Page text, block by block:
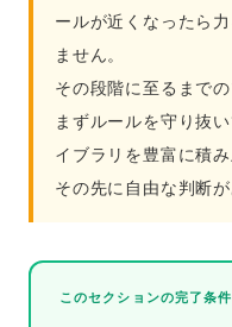
ールが近くなったら
ません。
その段階に至るまで
まずルールを守り抜
イブラリを豊富に積
その先に自由な判断が
このセクションの完了条件